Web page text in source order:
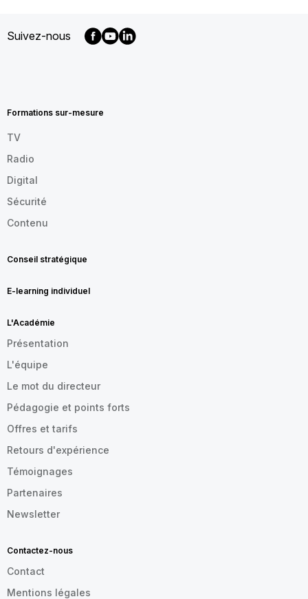
Suivez-nous
FR
Formations sur-mesure
TV
Radio
Digital
Sécurité
Contenu
Conseil stratégique
E-learning individuel
L'Académie
Présentation
L'équipe
Le mot du directeur
Pédagogie et points forts
Offres et tarifs
Retours d'expérience
Témoignages
Partenaires
Newsletter
Contactez-nous
Contact
Mentions légales